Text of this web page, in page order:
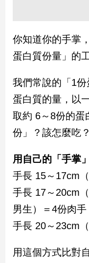
政
治
治
焦
點
品
點
調
國
會
焦
點
你知道你的手掌
蛋白質份量」的
我們常說的「1
蛋白質的量，以
取約 6～8份的蛋
份」？該怎麼吃？
用自己的「手掌
手長 15～17cm
手長 17～20cm
男生）＝4份肉手
手長 20～23cm
用這個方式比對